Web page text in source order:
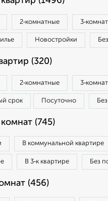
2‑комнатные
Новостройки
(320)
2‑комнатные
срок Посуточно
(745)
В коммунальной квартире
В 3‑к квартире Без
(456)